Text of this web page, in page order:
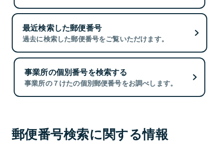
最近検索した郵便番号
過去に検索した郵便番号をご覧いただけます。
事業所の個別番号を検索する
事業所の７けたの個別郵便番号をお調べします。
郵便番号検索に関する情報